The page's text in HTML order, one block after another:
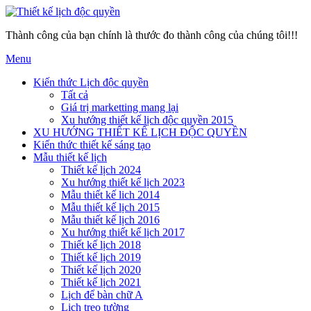
Thành công của bạn chính là thước đo thành công của chúng tôi!!!
Menu
Kiến thức Lịch độc quyền
Tất cả
Giá trị marketting mang lại
Xu hướng thiết kế lịch độc quyền 2015
XU HƯỚNG THIẾT KẾ LỊCH ĐỘC QUYỀN
Kiến thức thiết kế sáng tạo
Mẫu thiết kế lịch
Thiết kế lịch 2024
Xu hướng thiết kế lịch 2023
Mẫu thiết kế lich 2014
Mẫu thiết kế lịch 2015
Mẫu thiết kế lịch 2016
Xu hướng thiết kế lịch 2017
Thiết kế lịch 2018
Thiết kế lịch 2019
Thiết kế lịch 2020
Thiết kế lịch 2021
Lịch để bàn chữ A
Lịch treo tường